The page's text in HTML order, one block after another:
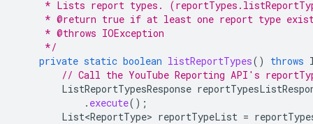
* Lists report types.
* @return true if at least one report type
     * @throws IOException
     */
private static boolean listReportTypes() throws
// Call the YouTube Reporting API's
ListReportTypesResponse
. execute();
List<ReportType> reportTypeList =